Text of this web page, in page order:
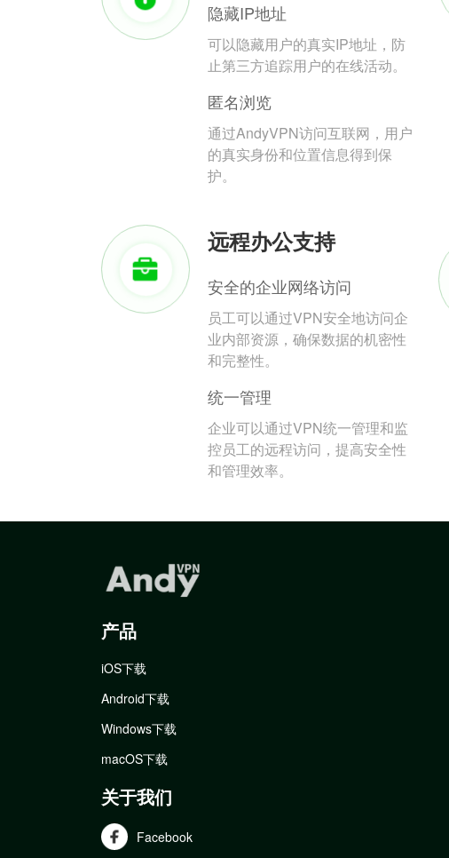
隐藏IP地址
可以隐藏用户的真实IP地址，防
止第三方追踪用户的在线活动。
匿名浏览
通过AndyVPN访问互联网，用户
的真实身份和位置信息得到保
护。
远程办公支持
安全的企业网络访问
员工可以通过VPN安全地访问企
业内部资源，确保数据的机密性
和完整性。
统一管理
企业可以通过VPN统一管理和监
控员工的远程访问，提高安全性
和管理效率。
产品
iOS下载
Android下载
Windows下载
macOS下载
关于我们
Facebook